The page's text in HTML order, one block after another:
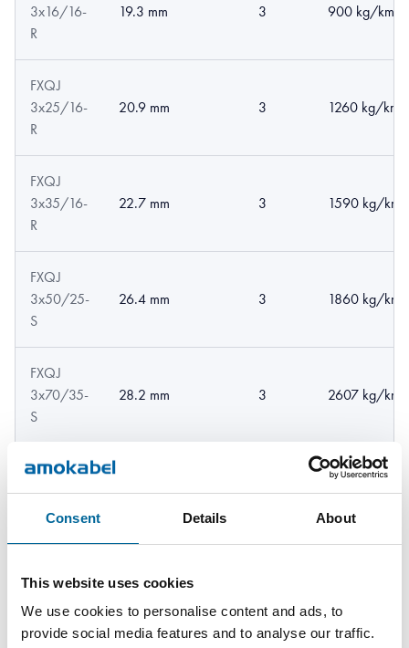
Consent Details About
This website uses cookies
We use cookies to personalise content and ads, to
provide social media features and to analyse our traffic.
3x16/16-
R
19.3 mm 3 900 kg/km
FXQJ
3x25/16-
R
20.9 mm 3 1260 kg/km
FXQJ
3x35/16-
R
22.7 mm 3 1590 kg/km
FXQJ
3x50/25-
S
26.4 mm 3 1860 kg/km
FXQJ
3x70/35-
S
28.2 mm 3 2607 kg/km
FXQJ
4x95/50-
34.1 mm 4 4469 kg/km